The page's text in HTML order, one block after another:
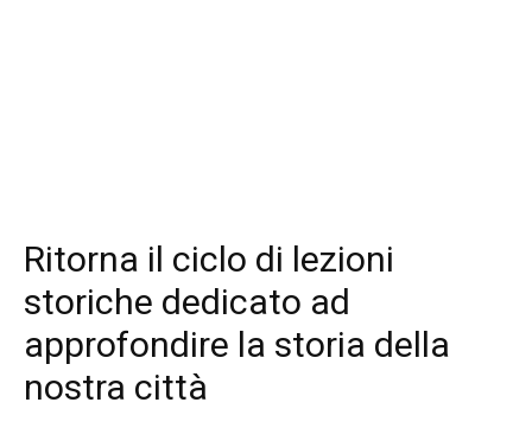
Ritorna il ciclo di lezioni
storiche dedicato ad
approfondire la storia della
nostra città